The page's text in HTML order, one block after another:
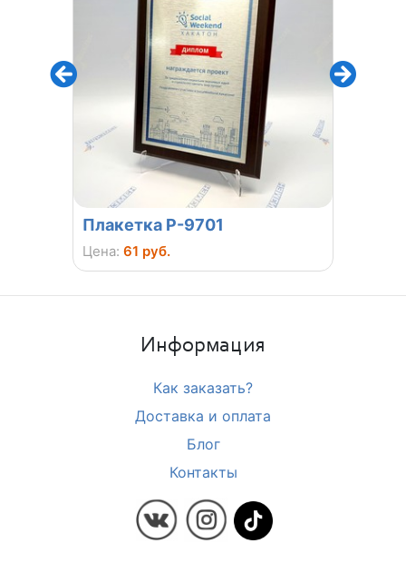
Плакетка P-9701
Цена: 61 руб.
Информация
Как заказать?
Доставка и оплата
Блог
Контакты